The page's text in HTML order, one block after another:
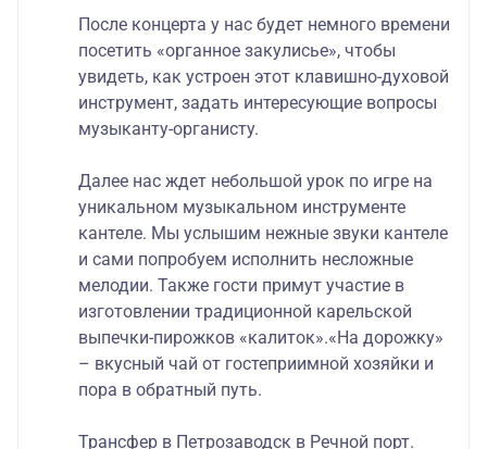
После концерта у нас будет немного времени
посетить «органное закулисье», чтобы
увидеть, как устроен этот клавишно-духовой
инструмент, задать интересующие вопросы
музыканту-органисту.
Далее нас ждет небольшой урок по игре на
уникальном музыкальном инструменте
кантеле. Мы услышим нежные звуки кантеле
и сами попробуем исполнить несложные
мелодии. Также гости примут участие в
изготовлении традиционной карельской
выпечки-пирожков «калиток».«На дорожку»
– вкусный чай от гостеприимной хозяйки и
пора в обратный путь.
Трансфер в Петрозаводск в Речной порт.